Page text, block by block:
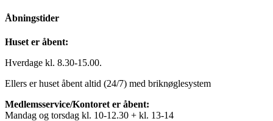
Åbningstider
Huset er åbent:
Hverdage kl. 8.30-15.00.
Ellers er huset åbent altid (24/7) med briknøglesystem
Medlemsservice/Kontoret er åbent:
Mandag og torsdag kl. 10-12.30 + kl. 13-14